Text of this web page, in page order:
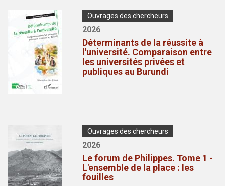
Couverture/pochette
Type
de
publication
Ouvrages des chercheurs
Année
de
publication
2026
Déterminants de la réussite à
l'université. Comparaison entre
les universités privées et
publiques au Burundi
Type
de
publication
Ouvrages des chercheurs
Année
de
publication
2026
Le forum de Philippes. Tome 1 -
L'ensemble de la place : les
fouilles